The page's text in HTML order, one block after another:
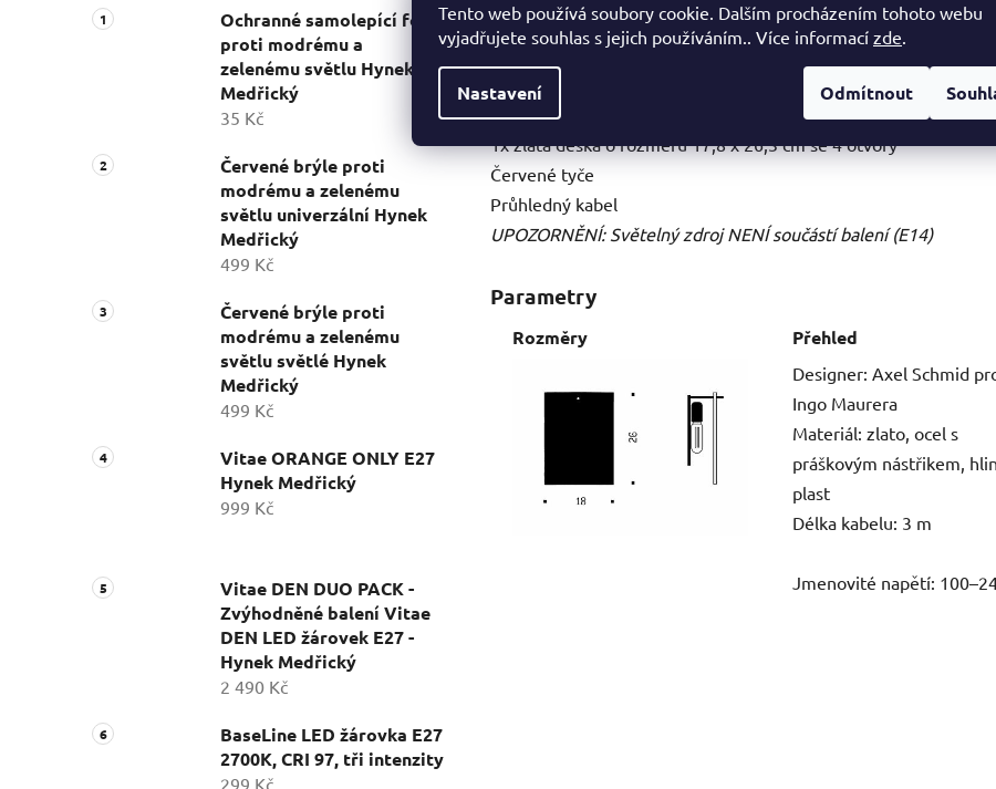
Tento web používá soubory cookie. Dalším procházením tohoto webu
vyjadřujete souhlas s jejich používáním.. Více informací zde.
Nastavení Odmítnout
Ochranné samolepící fólie
proti modrému a
zelenému světlu Hynek
Medřický
35 Kč
Červené brýle proti
modrému a zelenému
světlu univerzální Hynek
Medřický
499 Kč
Červené brýle proti
modrému a zelenému
světlu světlé Hynek
Medřický
499 Kč
Vitae ORANGE ONLY E27
Hynek Medřický
999 Kč
Vitae DEN DUO PACK -
Zvýhodněné balení Vitae
DEN LED žárovek E27 -
Hynek Medřický
2 490 Kč
BaseLine LED žárovka E27
2700K, CRI 97, tři intenzity
299 Kč
Souhra světla a pozoruhodná tloušťka zlatého listu 1/10, 000
Balení obsahuje
1x zlatá deska o rozměru 17,8 x 26,3 cm se 4 otvory
Červené tyče
Průhledný kabel
UPOZORNĚNÍ: Světelný zdroj NENÍ součástí balení (E14)
Parametry
Rozměry Přehled
Designer: Axel Schmid
Ingo Maurera
Materiál: zlato, ocel s
práškovým nástřikem,
plast
Délka kabelu: 3 m
Jmenovité napětí: